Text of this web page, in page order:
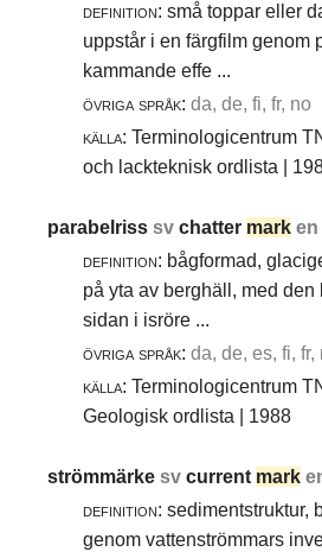
definition: små toppar eller
uppstår i en färgfilm genom
kammande effe ...
övriga språk: da, de, fi, fr, no
källa: Terminologicentrum
och lackteknisk ordlista |
parabelrisssvchatter mark en
definition: bågformad,
på yta av berghäll, med den
sidan i isröre ...
övriga språk: da, de, es, fi, fr,
källa: Terminologicentrum
Geologisk ordlista | 1988
strömmärkesvcurrent mark
definition: sedimentstruktur,
genom vattenströmmars